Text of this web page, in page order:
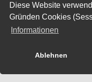
Diese Website
Gründen Cookies
Informationen
Ablehnen